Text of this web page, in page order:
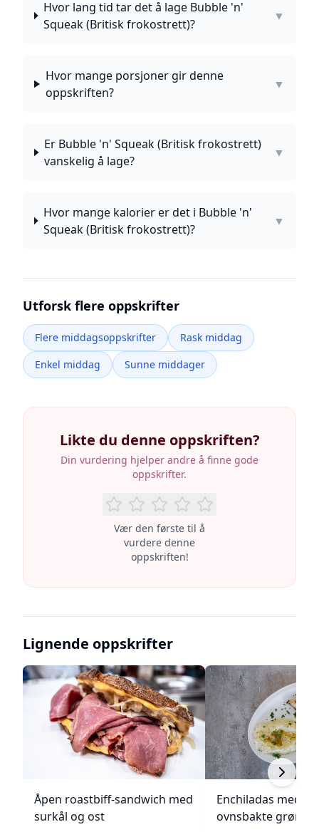
Hvor lang tid tar det å lage Bubble 'n'
Squeak (Britisk frokostrett)?
▼
Hvor mange porsjoner gir denne
oppskriften?
▼
Er Bubble 'n' Squeak (Britisk frokostrett)
vanskelig å lage?
▼
Hvor mange kalorier er det i Bubble 'n'
Squeak (Britisk frokostrett)?
▼
Utforsk flere oppskrifter
Flere middagsoppskrifter
Rask middag
Enkel middag
Sunne middager
Likte du denne oppskriften?
Din vurdering hjelper andre å finne gode
oppskrifter.
Vær den første til å
vurdere denne
oppskriften!
Lignende oppskrifter
Åpen roastbiff-sandwich med
surkål og ost
Enchiladas med
ovnsbakte